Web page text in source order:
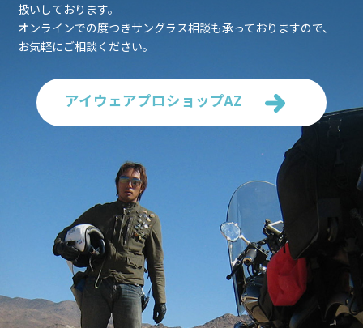
扱いしております。
オンラインでの度つきサングラス相談も承っておりますので、
お気軽にご相談ください。
アイウェアプロショップAZ